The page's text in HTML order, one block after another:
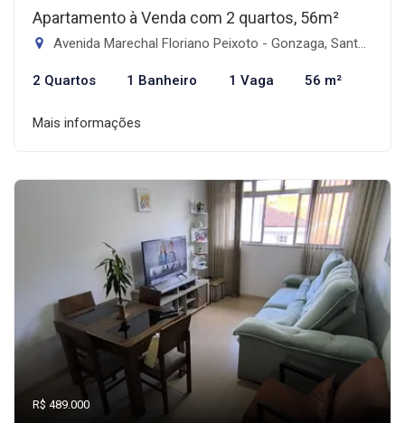
Apartamento à Venda com 2 quartos, 56m²
Avenida Marechal Floriano Peixoto - Gonzaga, Santos-SP
2 Quartos 1 Banheiro 1 Vaga 56 m²
Mais informações
R$ 489.000